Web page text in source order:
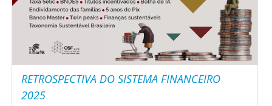
RETROSPECTIVA DO SISTEMA FINANCEIRO
2025